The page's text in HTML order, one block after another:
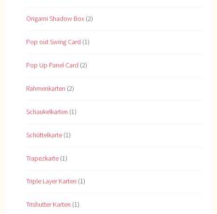
Origami Shadow Box (2)
Pop out Swing Card (1)
Pop Up Panel Card (2)
Rahmenkarten (2)
Schaukelkarten (1)
Schüttelkarte (1)
Trapezkarte (1)
Triple Layer Karten (1)
Trishutter Karten (1)